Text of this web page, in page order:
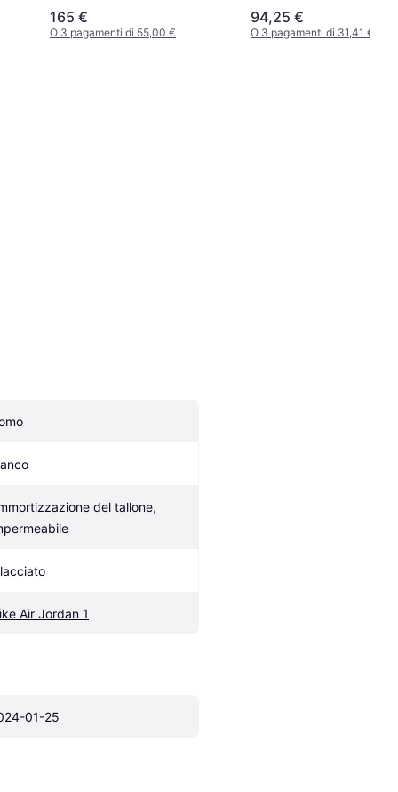
165 €
O 3 pagamenti di 55,00 €
94,25 €
O 3 pagamenti di 31,41 €
del tallone,
Air Jordan 1
01-25